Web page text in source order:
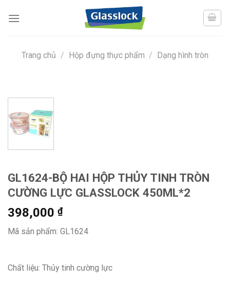
Trang chủ / Hộp đựng thực phẩm / Dạng hình tròn
GL1624-BỘ HAI HỘP THỦY TINH TRÒN
CƯỜNG LỰC GLASSLOCK 450ML*2
398,000 ₫
Mã sản phẩm: GL1624
Chất liệu: Thủy tinh cường lực